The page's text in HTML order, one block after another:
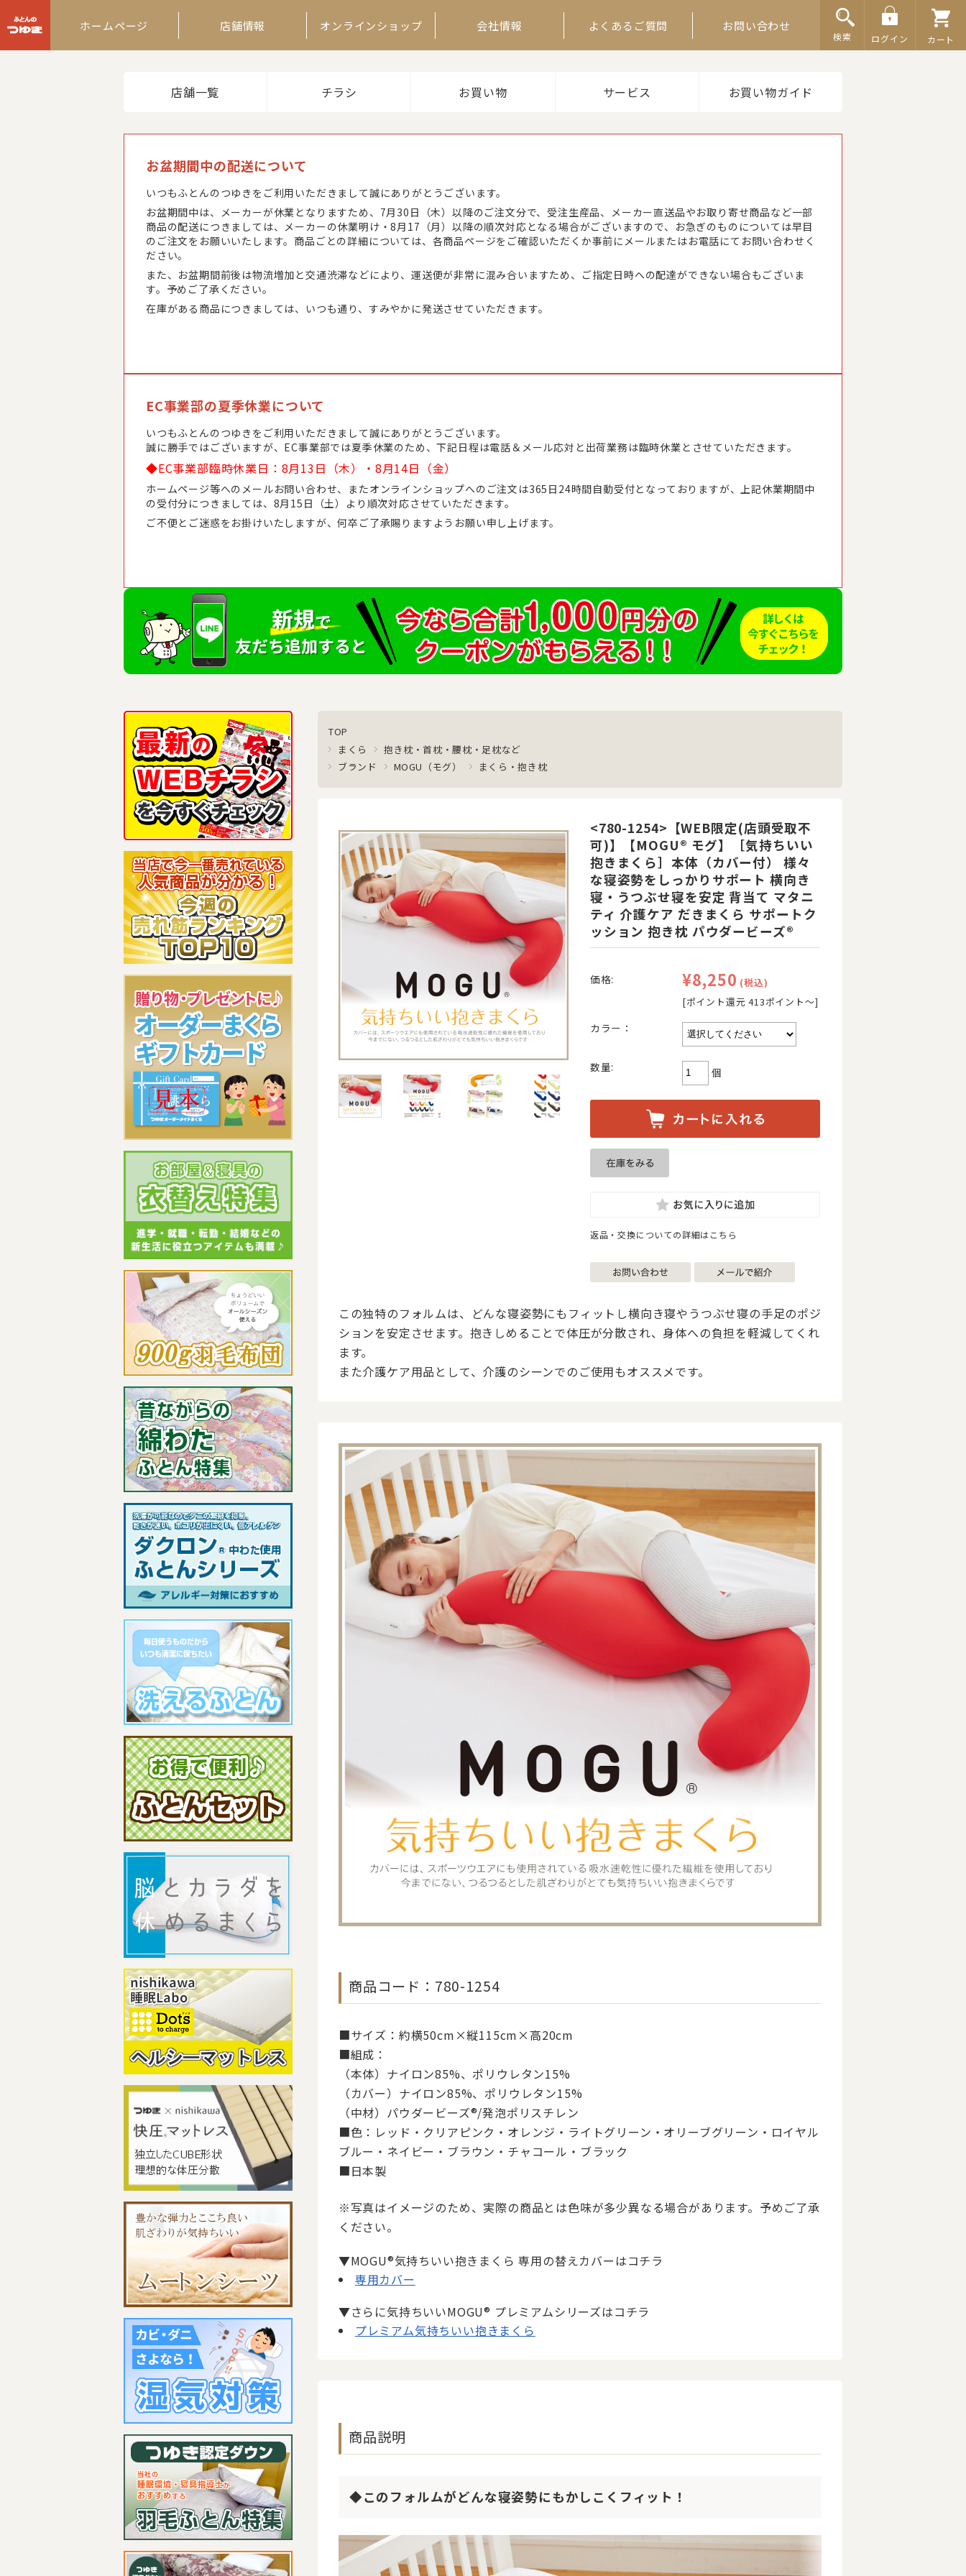
ホームページ 店舗情報 オンラインショップ 会社情報 よくあるご質問 お問い合わせ
検索 ログイン カート
店舗一覧 チラシ お買い物 サービス お買い物ガイド
お盆期間中の配送について
いつもふとんのつゆきをご利用いただきまして誠にありがとうございます。
お盆期間中は、メーカーが休業となりますため、7月30日（木）以降のご注文分で、受注生産品、メーカー直送品やお取り寄せ商品など一部
商品の配送につきましては、メーカーの休業明け・8月17（月）以降の順次対応となる場合がございますので、お急ぎのものについては早目
のご注文をお願いいたします。商品ごとの詳細については、各商品ページをご確認いただくか事前にメールまたはお電話にてお問い合わせく
ださい。
また、お盆期間前後は物流増加と交通渋滞などにより、運送便が非常に混み合いますため、ご指定日時への配達ができない場合もございま
す。予めご了承ください。
在庫がある商品につきましては、いつも通り、すみやかに発送させていただきます。
EC事業部の夏季休業について
いつもふとんのつゆきをご利用いただきまして誠にありがとうございます。
誠に勝手ではございますが、EC事業部では夏季休業のため、下記日程は電話＆メール応対と出荷業務は臨時休業とさせていただきます。
◆EC事業部臨時休業日：8月13日（木）・8月14日（金）
ホームページ等へのメールお問い合わせ、またオンラインショップへのご注文は365日24時間自動受付となっておりますが、上記休業期間中
の受付分につきましては、8月15日（土）より順次対応させていただきます。
ご不便とご迷惑をお掛けいたしますが、何卒ご了承賜りますようお願い申し上げます。
TOP
まくら
抱き枕・首枕・腰枕・足枕など
ブランド
MOGU（モグ） まくら・抱き枕
<780-1254>【WEB限定(店頭受取不
可)】【MOGU® モグ】［気持ちいい
抱きまくら］本体（カバー付） 様々
な寝姿勢をしっかりサポート 横向き
寝・うつぶせ寝を安定 背当て マタニ
ティ 介護ケア だきまくら サポートク
ッション 抱き枕 パウダービーズ®
価格: ¥8,250 (税込)
[ポイント還元 413ポイント〜]
カラー：
数量: 個
返品・交換についての詳細はこちら
この独特のフォルムは、どんな寝姿勢にもフィットし横向き寝やうつぶせ寝の手足のポジ
ションを安定させます。抱きしめることで体圧が分散され、身体への負担を軽減してくれ
ます。
また介護ケア用品として、介護のシーンでのご使用もオススメです。
商品コード：780-1254
■サイズ：約横50cm×縦115cm×高20cm
■組成：
（本体）ナイロン85%、ポリウレタン15%
（カバー）ナイロン85%、ポリウレタン15%
（中材）パウダービーズ®/発泡ポリスチレン
■色：レッド・クリアピンク・オレンジ・ライトグリーン・オリーブグリーン・ロイヤル
ブルー・ネイビー・ブラウン・チャコール・ブラック
■日本製
※写真はイメージのため、実際の商品とは色味が多少異なる場合があります。予めご了承
ください。
▼MOGU®気持ちいい抱きまくら 専用の替えカバーはコチラ
専用カバー
▼さらに気持ちいいMOGU® プレミアムシリーズはコチラ
プレミアム気持ちいい抱きまくら
商品説明
◆このフォルムがどんな寝姿勢にもかしこくフィット！